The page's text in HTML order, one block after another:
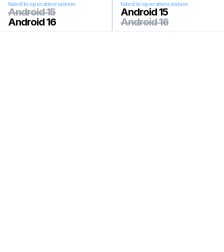
fabrički operativni sistem
Android 15
Android 16
fabrički operativni sistem
Android 15
Android 16